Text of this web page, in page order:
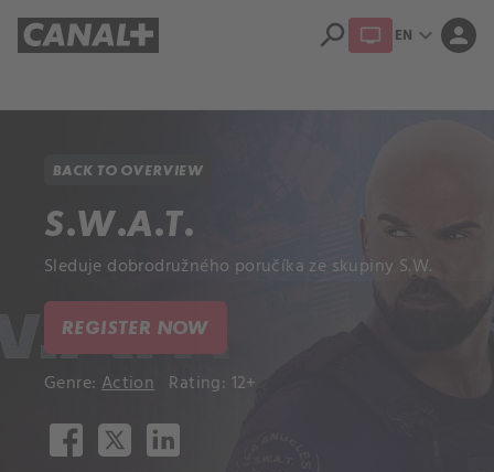
search EN expand_more person
BACK TO OVERVIEW
S.W.A.T.
Sleduje dobrodružného poručíka ze skupiny S.W.
REGISTER NOW
Genre: Action Rating: 12+